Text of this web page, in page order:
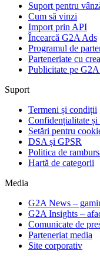
Suport pentru
Cum să vinzi
Import prin API
Încearcă G2A Ads
Programul de
Parteneriate cu
Publicitate pe
Suport
Termeni și condiții
Confidențialitate
Setări pentru
DSA și GPSR
Politica de
Hartă de categorii
Media
G2A News –
G2A Insights –
Comunicate de
Parteneriat media
Site corporativ